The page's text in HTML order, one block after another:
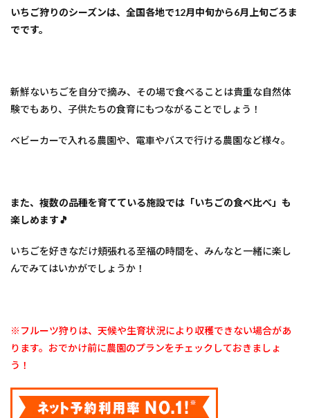
辺の
いち
【八
尾
市】
ａｎ
4
3.
【能
町】
パワ
ーズ
4.
【能
勢
月虹
いち
ご農
いちご狩りのシーズンは、全国各地で12月中旬から6月上旬ごろま
でです。
新鮮ないちごを自分で摘み、その場で食べることは貴重な自然体
験でもあり、子供たちの食育にもつながることでしょう！
ベビーカーで入れる農園や、電車やバスで行ける農園など様々。
また、複数の品種を育てている施設では「いちごの食べ比べ」も
楽しめます🎵
いちごを好きなだけ頬張れる至福の時間を、みんなと一緒に楽し
んでみてはいかがでしょうか！
※フルーツ狩りは、天候や生育状況により収穫できない場合があ
ります。おでかけ前に農園のプランをチェックしておきましょ
う！